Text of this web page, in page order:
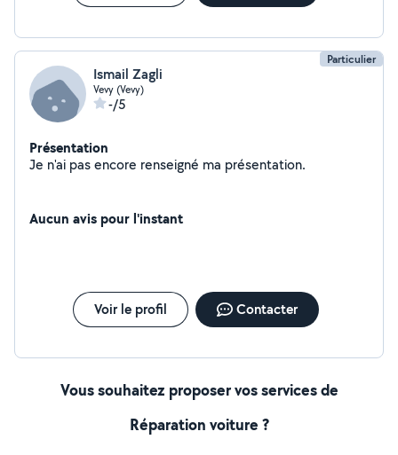
si je ne sais pas où ne suis pas en mesure de faire ce
Particulier
Ismail Zagli
Vevy (Vevy)
-/5
Présentation
Je n'ai pas encore renseigné ma présentation.
Aucun avis pour l'instant
Voir le profil Contacter
Vous souhaitez proposer vos services de
Réparation voiture ?